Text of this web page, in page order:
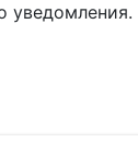
уведомления.